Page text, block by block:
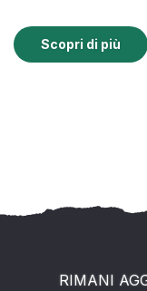
Scopri di più
RIMANI